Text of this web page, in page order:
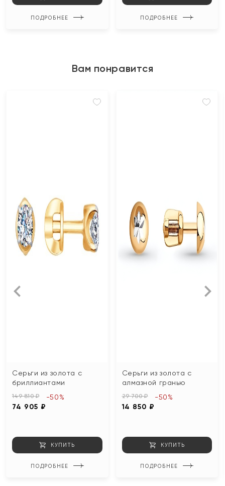
ПОДРОБНЕЕ ПОДРОБНЕЕ
Вам понравится
Серьги из золота с
бриллиантами
149 810 ₽
74 905 ₽
-50%
КУПИТЬ
ПОДРОБНЕЕ
Серьги из золота с
алмазной гранью
29 700 ₽
14 850 ₽
-50%
КУПИТЬ
ПОДРОБНЕЕ